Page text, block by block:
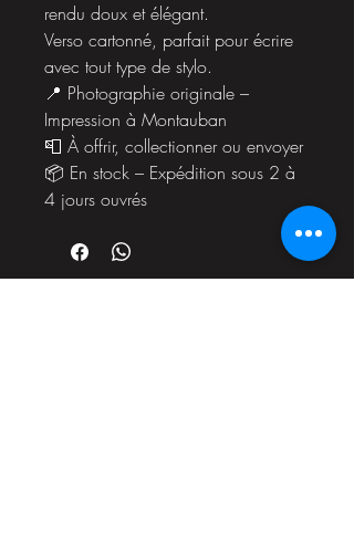
rendu doux et élégant.
Verso cartonné, parfait pour écrire
avec tout type de stylo.
📍 Photographie originale –
Impression à Montauban
📮 À offrir, collectionner ou envoyer
📦 En stock – Expédition sous 2 à
4 jours ouvrés